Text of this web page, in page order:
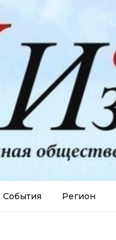
События Регион